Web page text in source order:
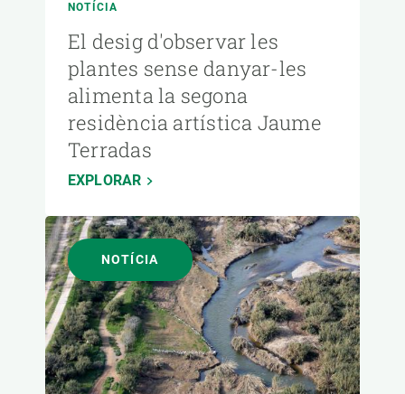
NOTÍCIA
El desig d'observar les
plantes sense danyar-les
alimenta la segona
residència artística Jaume
Terradas
EXPLORAR
NOTÍCIA